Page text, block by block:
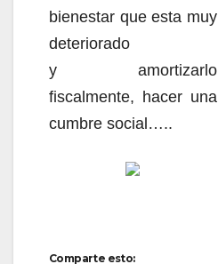
bienestar que esta muy
deteriorado
y amortizarlo
fiscalmente, hacer una
cumbre social…..
Comparte esto: